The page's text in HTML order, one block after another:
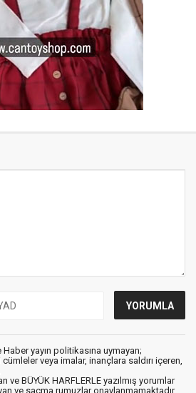
Haber yayın politikasına uymayan;
veya imalar, inançlara saldırı içeren,
ve BÜYÜK HARFLERLE yazılmış yorumlar
ve saçma rumuzlar onaylanmamaktadır.